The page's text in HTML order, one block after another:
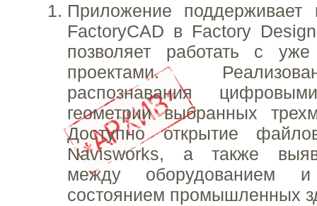
Приложение поддерживает
FactoryCAD в Factory
позволяет работать с
проектами.
распознавания
геометрии выбранных
Доступно открытие
Navisworks, а также
между оборудованием
состоянием промышленных